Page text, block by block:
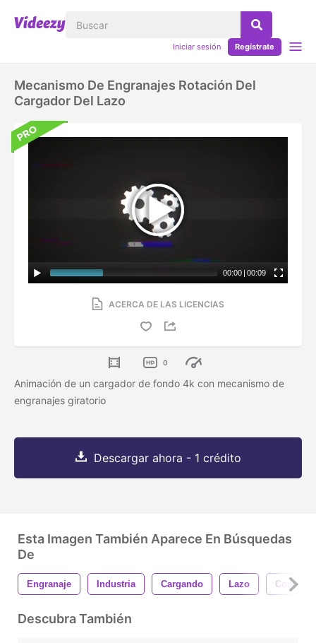
Iniciar sesión Regístrate
Mecanismo De Engranajes Rotación Del
Cargador Del Lazo
00:00 | 00:09
ACERCA DE LAS LICENCIAS
0
Animación de un cargador de fondo 4k con mecanismo de
engranajes giratorio
Descargar ahora - 1 crédito
Esta Imagen También Aparece En Búsquedas
De
Engranaje Industria Cargando Lazo
Descubra También